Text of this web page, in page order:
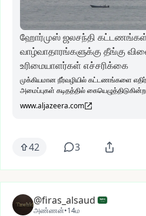
ஹோர்முஸ் ஜலசந்தி
வாழ்வாதாரங்களுக்கு தீங்கு
உரிமையாளர்கள் எச்சரிக்கை
முக்கியமான நீர்வழியில் கட்டணங்களை
அமைப்புகள் கடிதத்தில்
www.aljazeera.com
42 3
@firas_alsaud
அண்ணன்•14ம